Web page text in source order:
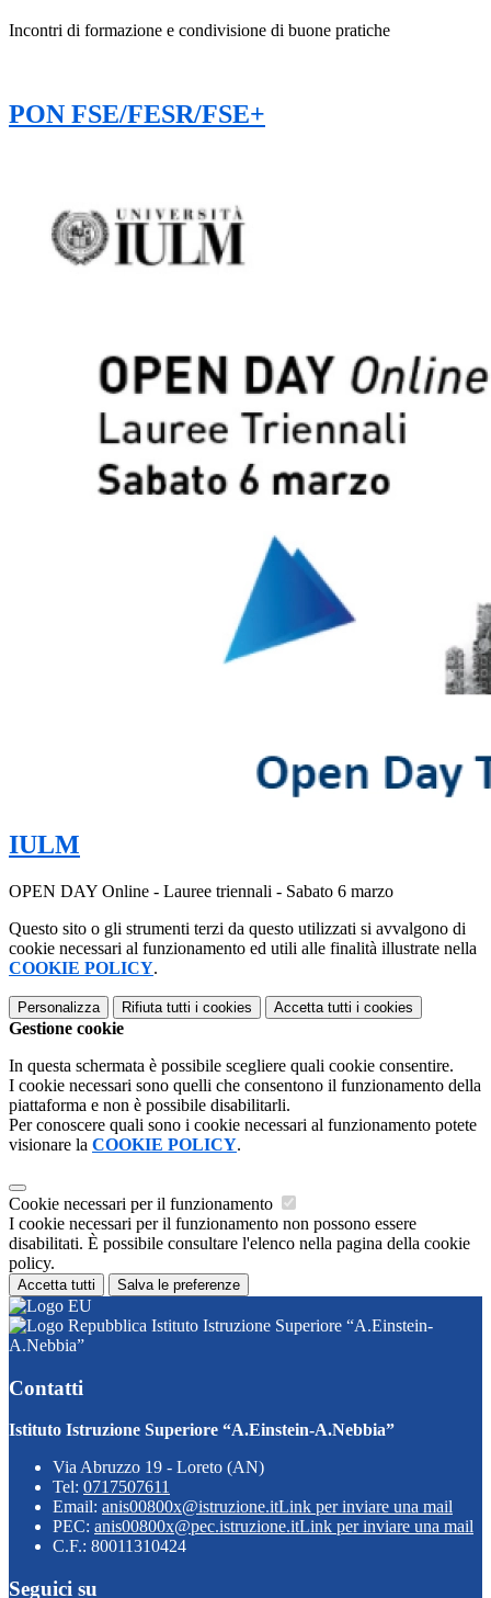
Incontri di formazione e condivisione di buone pratiche
PON FSE/FESR/FSE+
IULM
OPEN DAY Online - Lauree triennali - Sabato 6 marzo
Questo sito o gli strumenti terzi da questo utilizzati si avvalgono di
cookie necessari al funzionamento ed utili alle finalità illustrate nella
COOKIE POLICY.
Personalizza Rifiuta tutti i cookies Accetta tutti i cookies
Gestione cookie
In questa schermata è possibile scegliere quali cookie consentire.
I cookie necessari sono quelli che consentono il funzionamento della
piattaforma e non è possibile disabilitarli.
Per conoscere quali sono i cookie necessari al funzionamento potete
visionare la COOKIE POLICY.
Cookie necessari per il funzionamento
I cookie necessari per il funzionamento non possono essere
disabilitati. È possibile consultare l'elenco nella pagina della cookie
policy.
Accetta tutti Salva le preferenze
Istituto Istruzione Superiore “A.Einstein-
A.Nebbia”
Contatti
Istituto Istruzione Superiore “A.Einstein-A.Nebbia”
Via Abruzzo 19 - Loreto (AN)
Tel: 0717507611
Email: anis00800x@istruzione.itLink per inviare una mail
PEC: anis00800x@pec.istruzione.itLink per inviare una mail
C.F.: 80011310424
Seguici su